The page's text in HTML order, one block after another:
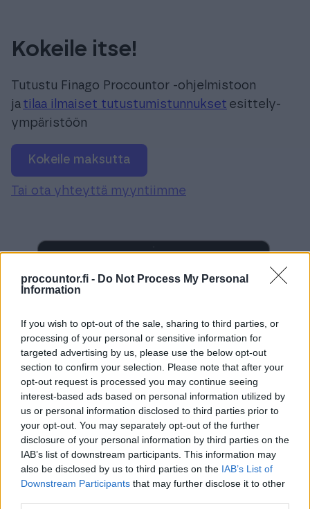
procountor.fi - Do Not Process My Personal
Information
If you wish to opt-out of the sale, sharing to third parties, or
processing of your personal or sensitive information for
targeted advertising by us, please use the below opt-out
section to confirm your selection. Please note that after your
opt-out request is processed you may continue seeing
interest-based ads based on personal information utilized by
us or personal information disclosed to third parties prior to
your opt-out. You may separately opt-out of the further
disclosure of your personal information by third parties on the
IAB’s list of downstream participants. This information may
also be disclosed by us to third parties on the IAB’s List of
Downstream Participants that may further disclose it to other
Kokeile itse!
Tutustu Finago Procountor -ohjelmistoon
ja tilaa ilmaiset tutustumistunnukset esittely-
ympäristöön
Kokeile maksutta
Tai ota yhteyttä myyntiimme